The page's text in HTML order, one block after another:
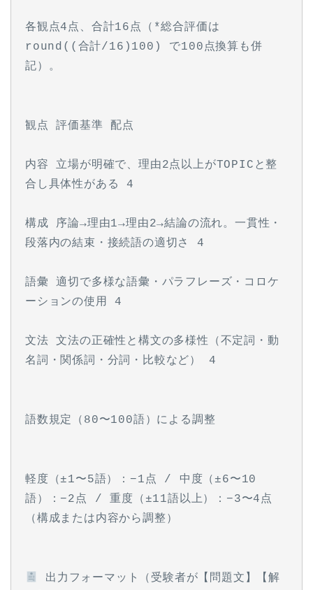
各観点4点、合計16点（*総合評価は
round((合計/16)100) で100点換算も併
記）。
観点 評価基準 配点
内容 立場が明確で、理由2点以上がTOPICと整
合し具体性がある 4
構成 序論→理由1→理由2→結論の流れ。一貫性・
段落内の結束・接続語の適切さ 4
語彙 適切で多様な語彙・パラフレーズ・コロケ
ーションの使用 4
文法 文法の正確性と構文の多様性（不定詞・動
名詞・関係詞・分詞・比較など） 4
語数規定（80〜100語）による調整
軽度（±1〜5語）：−1点 / 中度（±6〜10
語）：−2点 / 重度（±11語以上）：−3〜4点
（構成または内容から調整）
出力フォーマット（受験者が【問題文】【解